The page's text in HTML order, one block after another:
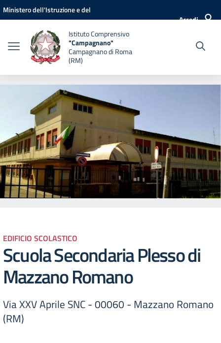
Vai ai contenuti
Vai al menu di navigazione
Vai al footer
Ministero dell'Istruzione e del
Accedi
Istituto Comprensivo
"Campagnano"
Campagnano di Roma
(RM)
EDIFICIO SCOLASTICO
Scuola Secondaria Plesso di
Mazzano Romano
Via XXV Aprile SNC - 00060 - Mazzano Romano
(RM)